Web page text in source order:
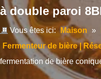
à double paroi
Vous êtes ici: Maison »
Fermenteur de bière |
fermentation de bière